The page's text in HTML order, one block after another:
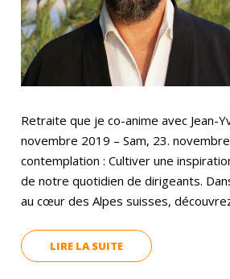
Retraite que je co-anime avec Jean-
novembre 2019 – Sam, 23.
contemplation : Cultiver une
de notre quotidien de dirigeants.
au cœur des Alpes suisses,
LIRE LA SUITE